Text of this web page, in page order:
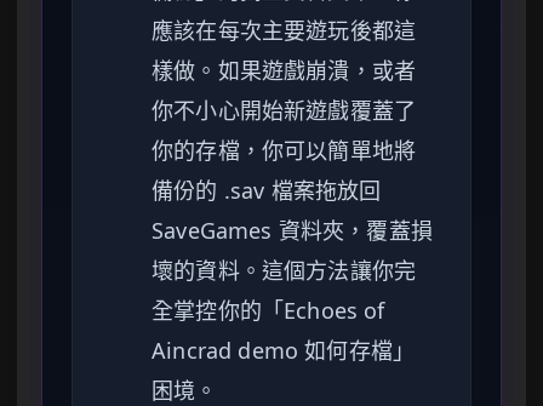
應該在每次主要遊玩後都這
樣做。如果遊戲崩潰，或者
你不小心開始新遊戲覆蓋了
你的存檔，你可以簡單地將
備份的 .sav 檔案拖放回
SaveGames 資料夾，覆蓋損
壞的資料。這個方法讓你完
全掌控你的「Echoes of
Aincrad demo 如何存檔」
困境。